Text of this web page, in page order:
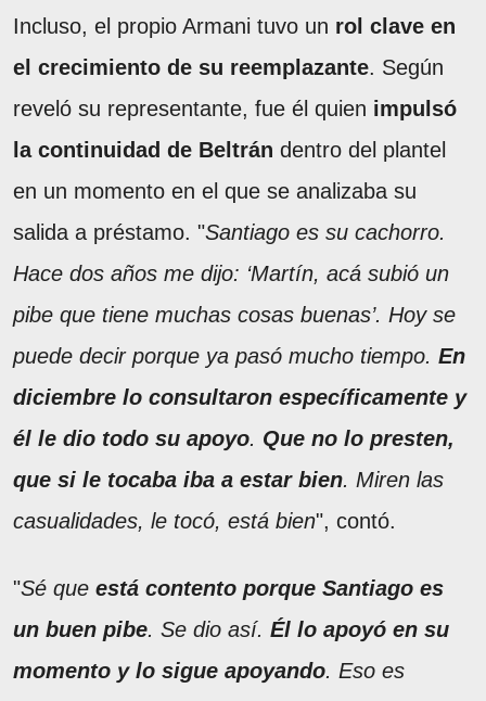
Incluso, el propio Armani tuvo un rol clave en
el crecimiento de su reemplazante. Según
reveló su representante, fue él quien impulsó
la continuidad de Beltrán dentro del plantel
en un momento en el que se analizaba su
salida a préstamo. "Santiago es su cachorro.
Hace dos años me dijo: ‘Martín, acá subió un
pibe que tiene muchas cosas buenas’. Hoy se
puede decir porque ya pasó mucho tiempo. En
diciembre lo consultaron específicamente y
él le dio todo su apoyo. Que no lo presten,
que si le tocaba iba a estar bien. Miren las
casualidades, le tocó, está bien", contó.
"Sé que está contento porque Santiago es
un buen pibe. Se dio así. Él lo apoyó en su
momento y lo sigue apoyando. Eso es